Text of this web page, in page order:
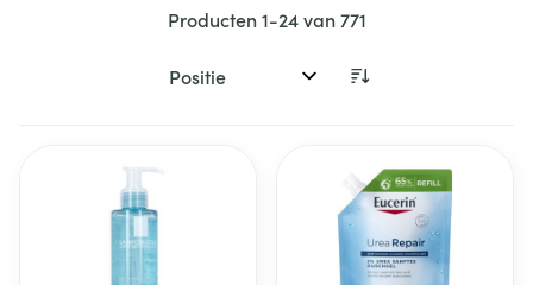
Producten1-24van771
Sorteer op: